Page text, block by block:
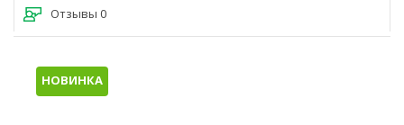
Отзывы 0
НОВИНКА